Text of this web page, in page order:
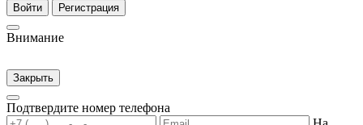
Войти Регистрация
Внимание
Закрыть
Подтвердите номер телефона